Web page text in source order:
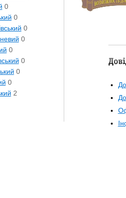
0
0
0
0
0
0
0
0
2